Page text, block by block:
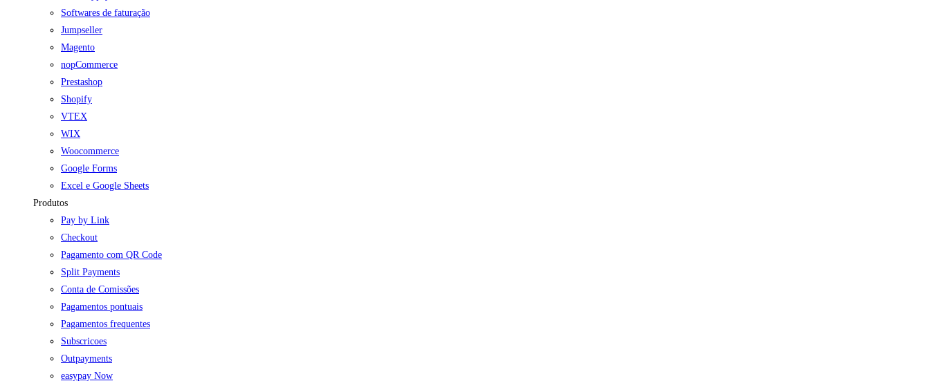
Softwares de faturação
Jumpseller
Magento
nopCommerce
Prestashop
Shopify
VTEX
WIX
Woocommerce
Google Forms
Excel e Google Sheets
Produtos
Pay by Link
Checkout
Pagamento com QR Code
Split Payments
Conta de Comissões
Pagamentos pontuais
Pagamentos frequentes
Subscricoes
Outpayments
easypay Now